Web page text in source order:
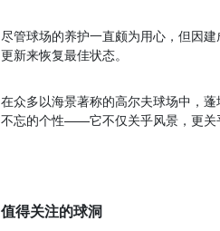
尽管球场的养护一直颇为用心，但因
更新来恢复最佳状态。
在众多以海景著称的高尔夫球场中，
不忘的个性——它不仅关乎风景，更关
值得关注的球洞